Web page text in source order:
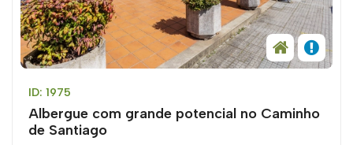
ID: 1975
Albergue com grande potencial no Caminho
de Santiago